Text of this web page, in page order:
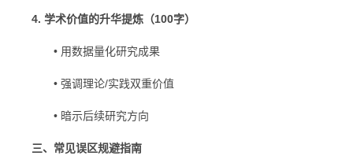
4. 学术价值的升华提炼（100字）
• 用数据量化研究成果
• 强调理论/实践双重价值
• 暗示后续研究方向
三、常见误区规避指南